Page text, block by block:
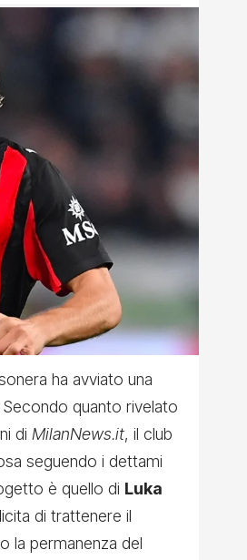
ha avviato una
quanto rivelato
di MilanNews.it, il club
seguendo i dettami
è quello di Luka
di trattenere il
la permanenza del